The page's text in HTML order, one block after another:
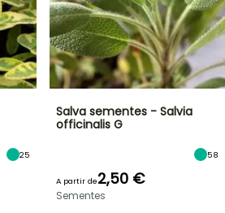
25
Salva sementes - Salvia
officinalis G
58
A partir de2,50 €
Sementes